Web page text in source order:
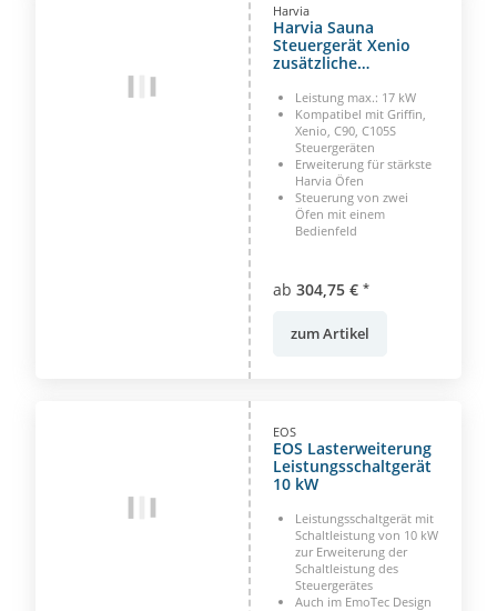
Harvia
Harvia Sauna
Steuergerät Xenio
zusätzliche
Leistung max.: 17 kW
Kompatibel mit Griffin,
Xenio, C90, C105S
Steuergeräten
Erweiterung für stärkste
Harvia Öfen
Steuerung von zwei
Öfen mit einem
Bedienfeld
ab 304,75 € *
zum Artikel
EOS
EOS Lasterweiterung
Leistungsschaltgerät
10 kW
Leistungsschaltgerät mit
Schaltleistung von 10 kW
zur Erweiterung der
Schaltleistung des
Steuergerätes
Auch im EmoTec Design